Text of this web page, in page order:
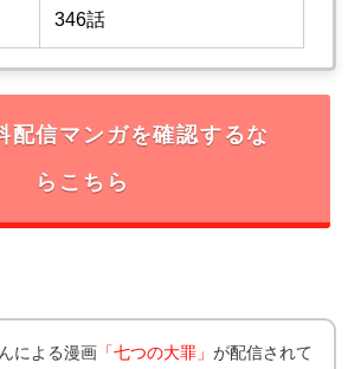
346話
配信マンガを確認するな
らこちら
による漫画 「七つの大罪」が配信されて